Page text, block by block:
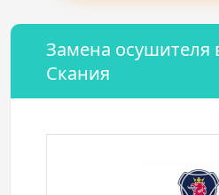
Замена осушителя
Скания